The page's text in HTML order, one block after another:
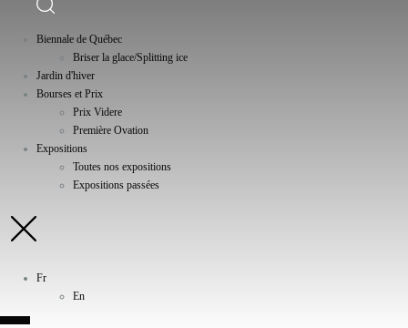
Biennale de Québec
Briser la glace/Splitting ice
Jardin d'hiver
Bourses et Prix
Prix Videre
Première Ovation
Expositions
Toutes nos expositions
Expositions passées
Fr
En